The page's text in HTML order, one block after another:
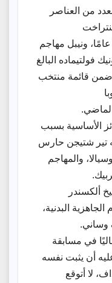
من العناصر
فرانكفورت، البالغ من العمر 21 عامًا، ونيبل مهاجم
العمر 22 عامًا، ونيك فولتيماده البالغ
كانوا ضمن قائمة منتخب
الأساسية بسبب
تير شتيجن حارس
والمهاجم
ألكسندر
البدنية،
وساني.
في مسابقة
أن يثبت نفسه
لا أتوقع